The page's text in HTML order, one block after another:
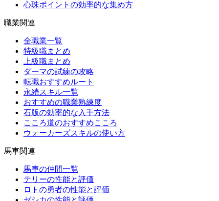
心珠ポイントの効率的な集め方
職業関連
全職業一覧
特級職まとめ
上級職まとめ
ダーマの試練の攻略
転職おすすめルート
永続スキル一覧
おすすめの職業熟練度
石版の効率的な入手方法
こころ道のおすすめこころ
ウォーカーズスキルの使い方
馬車関連
馬車の仲間一覧
テリーの性能と評価
ロトの勇者の性能と評価